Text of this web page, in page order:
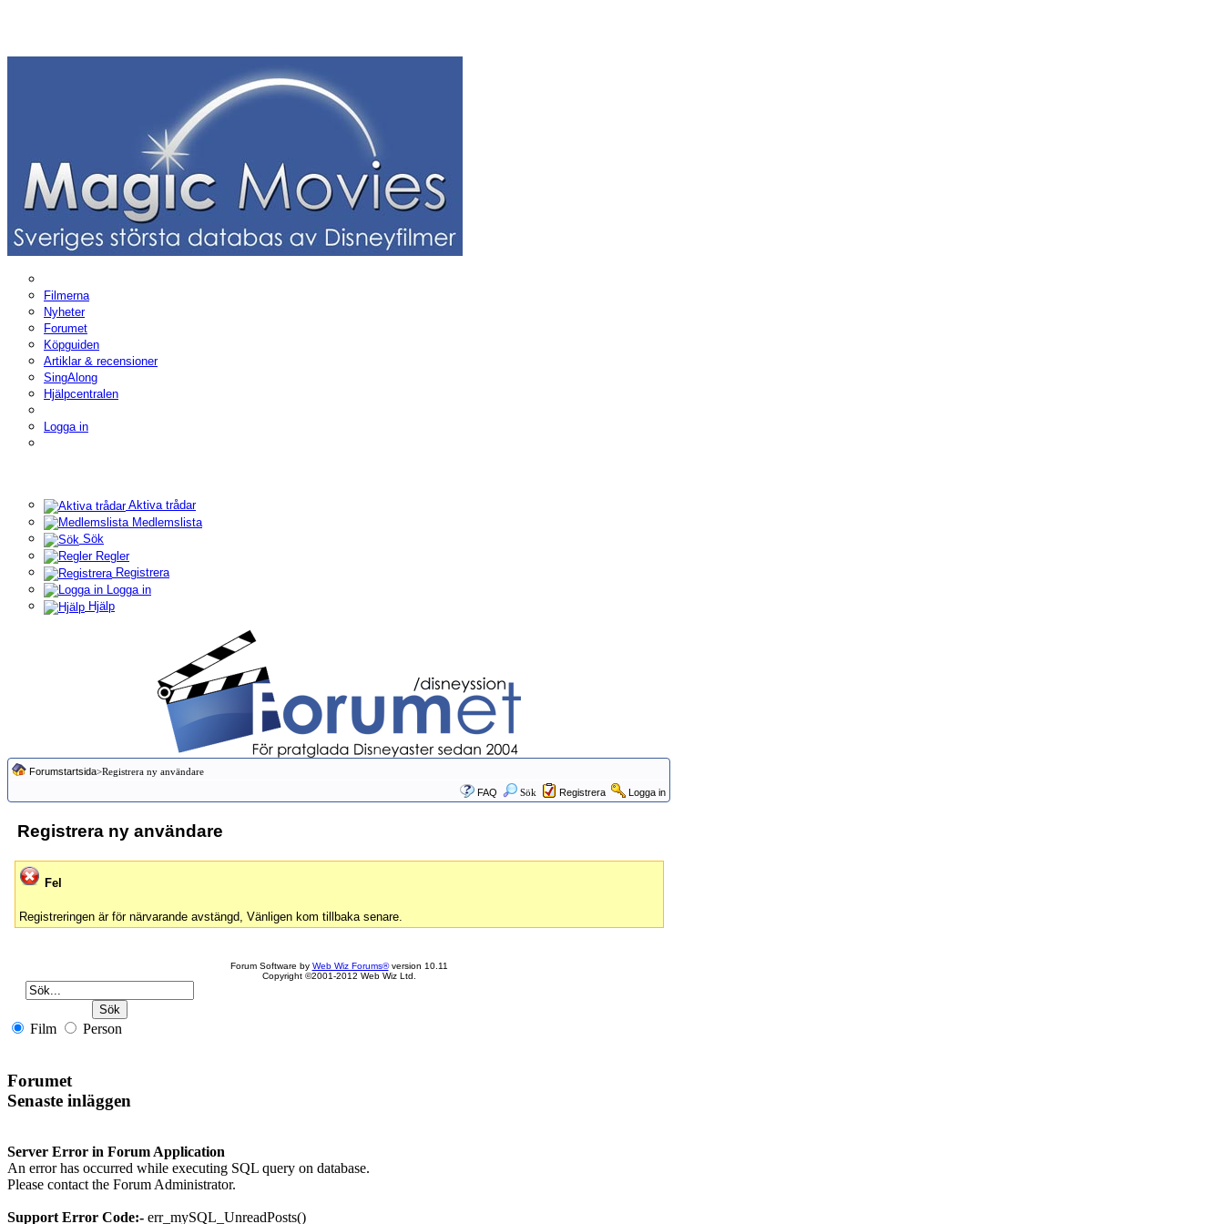
Filmerna
Nyheter
Forumet
Köpguiden
Artiklar & recensioner
SingAlong
Hjälpcentralen
Logga in
Aktiva trådar
Medlemslista
Sök
Regler
Registrera
Logga in
Hjälp
Forumstartsida>Registrera ny användare
FAQ
Sök Registrera Logga in
Registrera ny användare
Fel
Registreringen är för närvarande avstängd, Vänligen kom tillbaka senare.
Forum Software by Web Wiz Forums®version 10.11
Copyright ©2001-2012 Web Wiz Ltd.
Film Person
Forumet
Senaste inläggen
Server Error in Forum Application
An error has occurred while executing SQL query on database.
Please contact the Forum Administrator.
Support Error Code:- err_mySQL_UnreadPosts()